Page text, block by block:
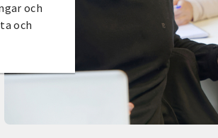
och
och